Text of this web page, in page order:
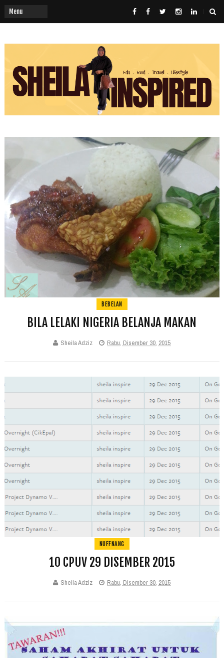
BEBELAN
BILA LELAKI NIGERIA BELANJA MAKAN
Sheila Adziz Rabu, Disember 30, 2015
NUFFNANG
10 CPUV 29 DISEMBER 2015
Sheila Adziz Rabu, Disember 30, 2015